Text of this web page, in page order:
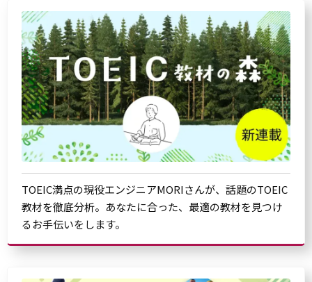
TOEIC満点の現役エンジニアMORIさんが、話題のTOEIC
教材を徹底分析。あなたに合った、最適の教材を見つけ
るお手伝いをします。